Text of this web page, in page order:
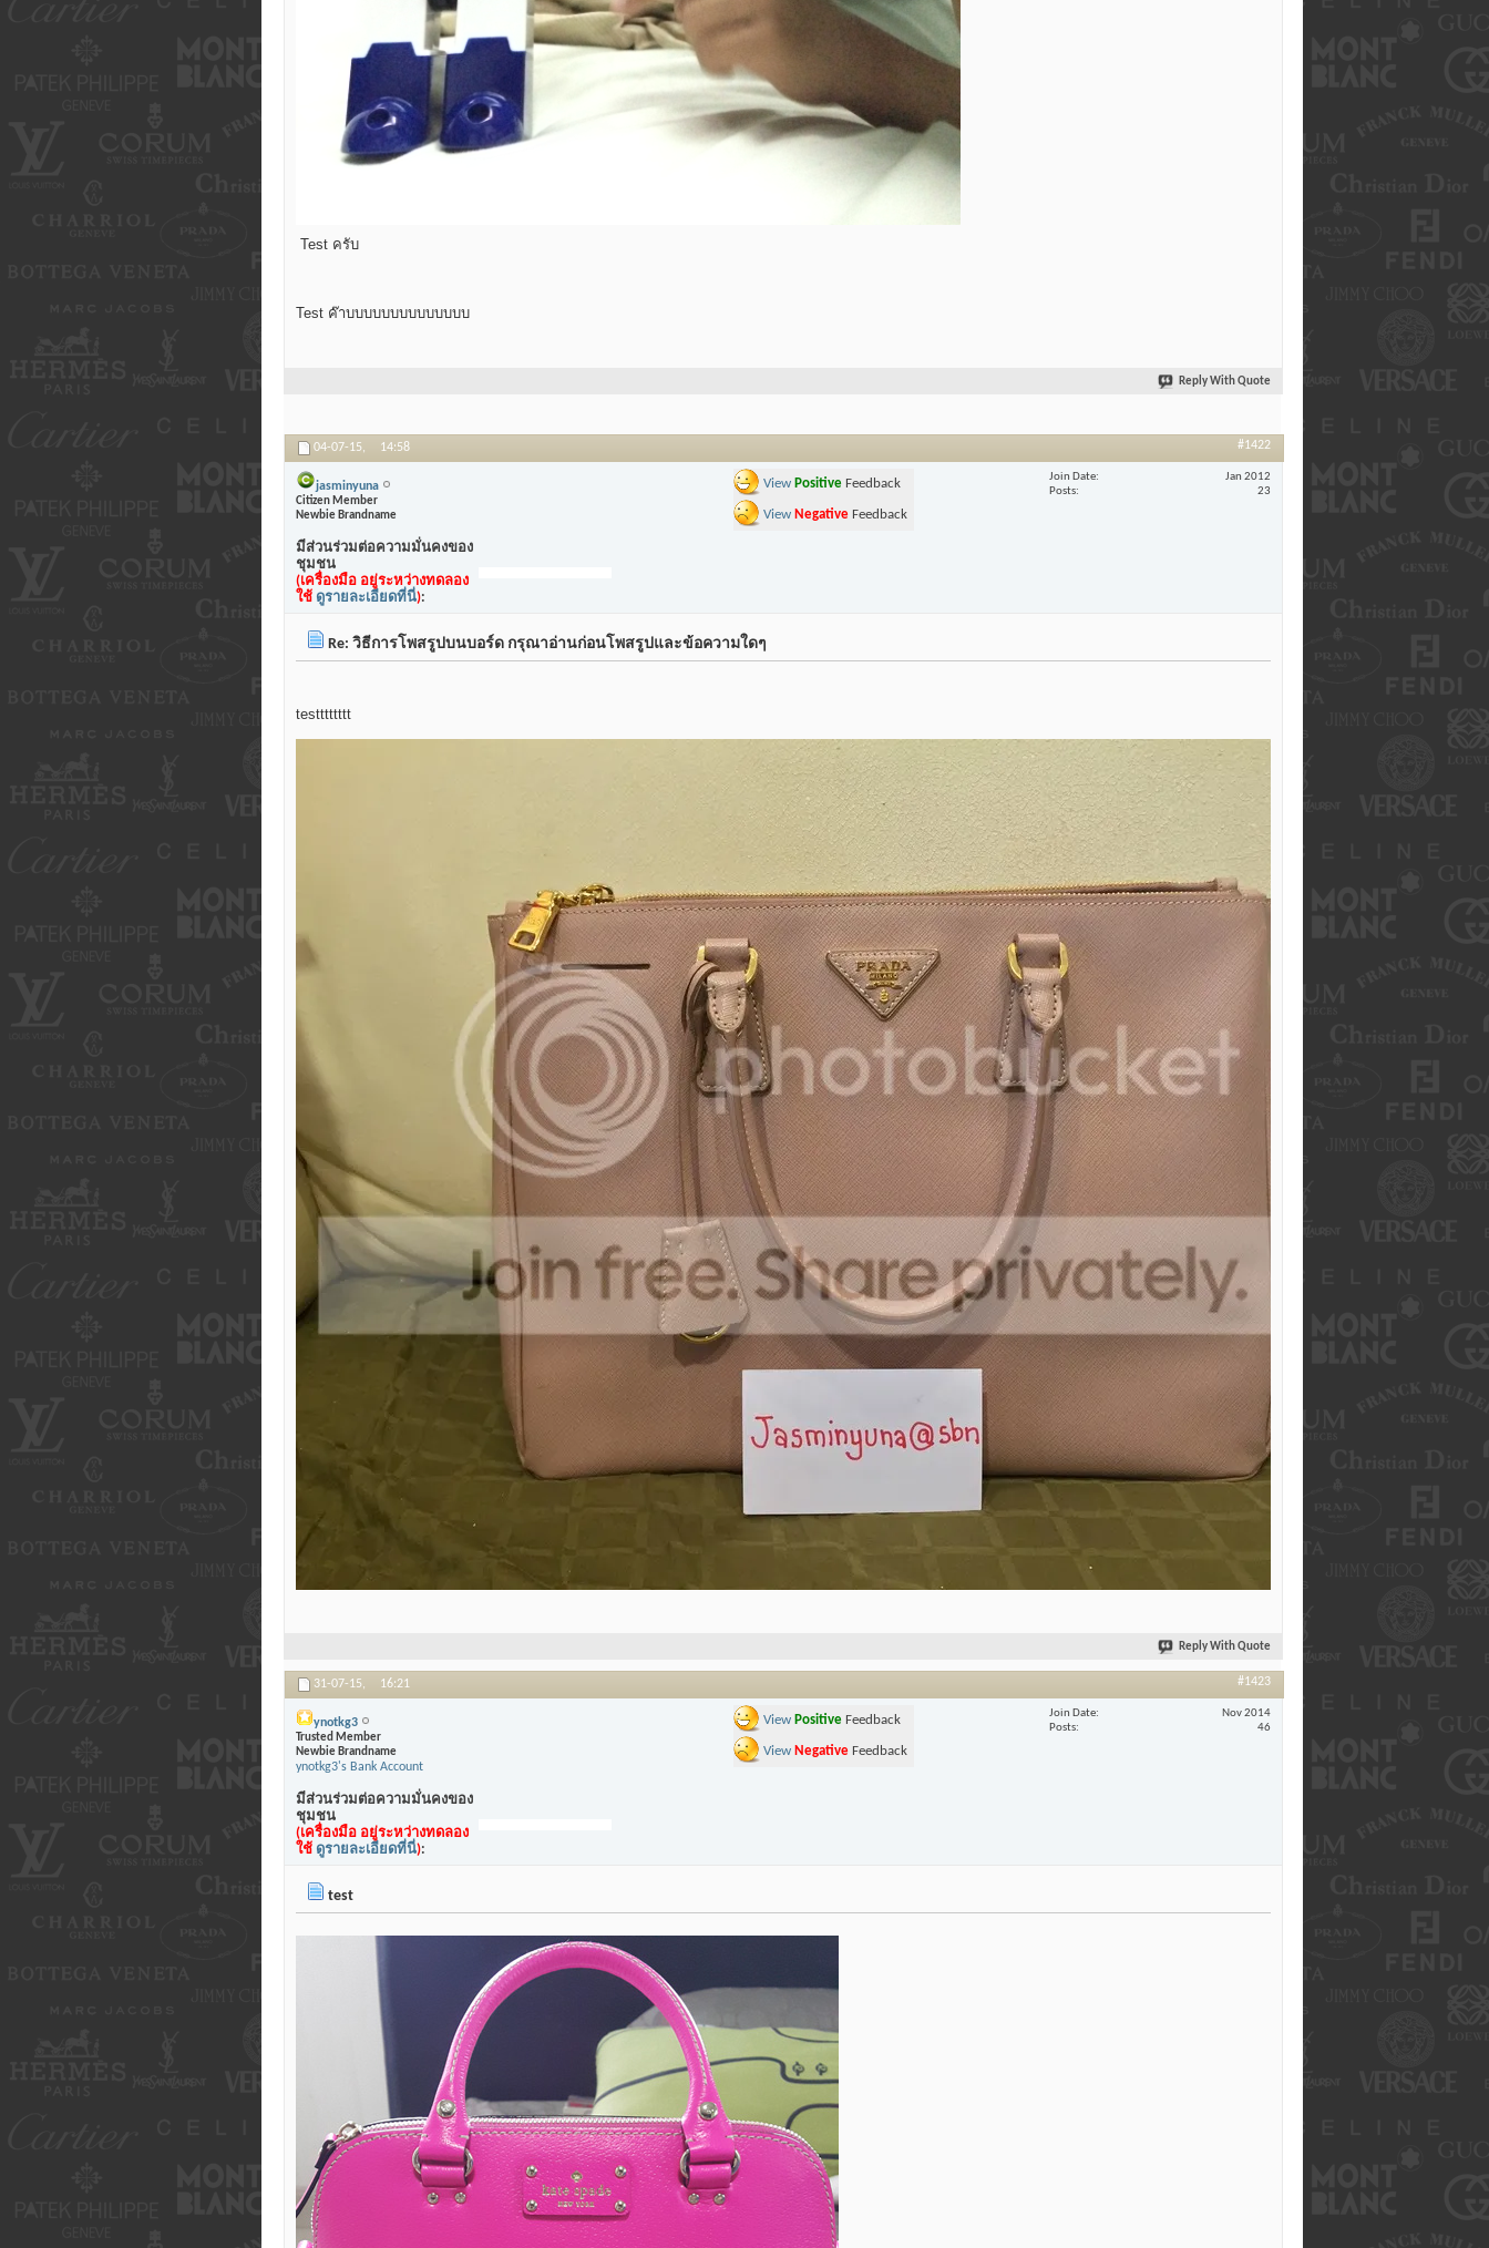
Test ครับ
Test ค๊าบบบบบบบบบบบบบบ
Reply With Quote
04-07-15, 14:58 #1422
jasminyuna
Citizen Member
Newbie Brandname
มีส่วนร่วมต่อความมั่นคงของ
ชุมชน
(เครื่องมือ อยู่ระหว่างทดลอง
ใช้ ดูรายละเอียดที่นี่):
View Positive Feedback
View Negative Feedback
Join Date
Jan 2012
Posts
23
Re: วิธีการโพสรูปบนบอร์ด กรุณาอ่านก่อนโพสรูปและข้อความใดๆ
testttttttt
Reply With Quote
31-07-15, 16:21 #1423
ynotkg3
Trusted Member
Newbie Brandname
ynotkg3's Bank Account
มีส่วนร่วมต่อความมั่นคงของ
ชุมชน
(เครื่องมือ อยู่ระหว่างทดลอง
ใช้ ดูรายละเอียดที่นี่):
View Positive Feedback
View Negative Feedback
Join Date
Nov 2014
Posts
46
test